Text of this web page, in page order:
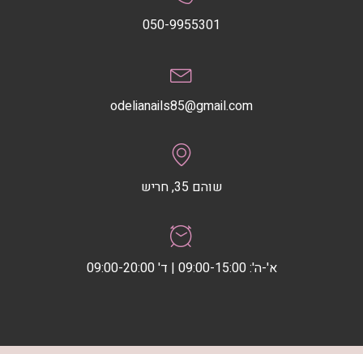
050-9955301
odelianails85@gmail.com
שוהם 35, חריש
א'-ה': 09:00-15:00 | ד' 09:00-20:00